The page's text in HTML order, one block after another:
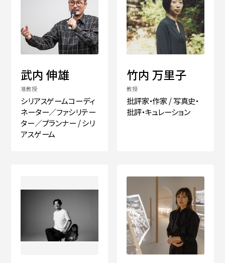
武内 伸雄
准教授
シリアスゲームコーディ
ネーター／ファシリテー
ター／プランナー / シリ
アスゲーム
竹内 万里子
教授
批評家・作家 / 写真史・
批評・キュレーション